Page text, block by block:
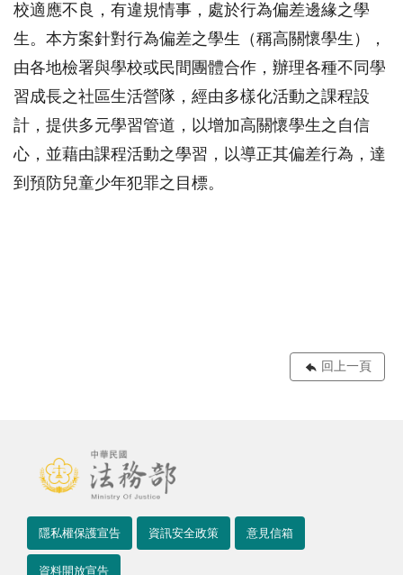
校適應不良，有違規情事，處於行為偏差邊緣之學
生。本方案針對行為偏差之學生（稱高關懷學生），
由各地檢署與學校或民間團體合作，辦理各種不同學
習成長之社區生活營隊，經由多樣化活動之課程設
計，提供多元學習管道，以增加高關懷學生之自信
心，並藉由課程活動之學習，以導正其偏差行為，達
到預防兒童少年犯罪之目標。
回上一頁
隱私權保護宣告 資訊安全政策 意見信箱
資料開放宣告